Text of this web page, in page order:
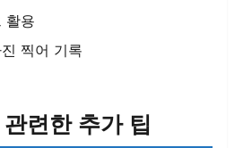
활용
찍어 기록
련한 추가 팁